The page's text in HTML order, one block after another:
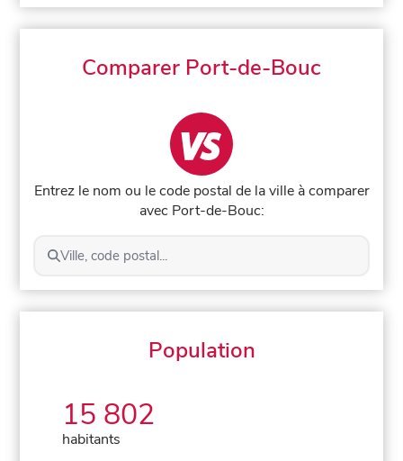
Comparer Port-de-Bouc
Entrez le nom ou le code postal de la ville à comparer
avec Port-de-Bouc:
Ville, code postal...
Population
15 802
habitants